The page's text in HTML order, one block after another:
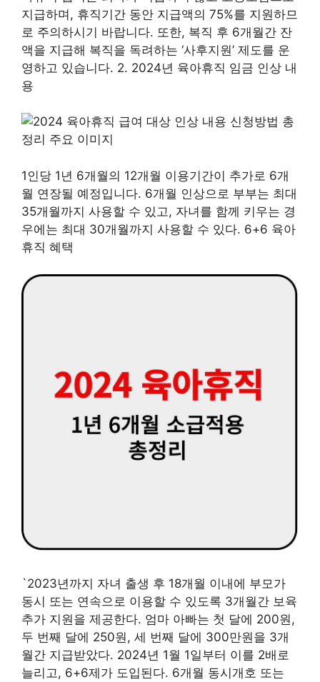
지급하며, 휴직기간 동안 지급액의 75%를 지원하므
로 주의하시기 바랍니다. 또한, 복직 후 6개월간 잔
액을 지급해 복직을 독려하는 ‘사후지원’ 제도를 운
영하고 있습니다. 2. 2024년 육아휴직 임금 인상 내
용
1인당 1년 6개월의 12개월 이용기간이 추가로 6개
월 연장될 예정입니다. 6개월 인상으로 부부는 최대
35개월까지 사용할 수 있고, 자녀를 함께 키우는 경
우에는 최대 30개월까지 사용할 수 있다. 6+6 육아
휴직 혜택
`2023년까지 자녀 출생 후 18개월 이내에 부모가
동시 또는 연속으로 이용할 수 있도록 3개월간 보육
추가 지원을 제공한다. 엄마 아빠는 첫 달에 200원,
두 번째 달에 250원, 세 번째 달에 300만원을 3개
월간 지급받았다. 2024년 1월 1일부터 이를 2배로
늘리고, 6+6제가 도입된다. 6개월 동시개호 또는